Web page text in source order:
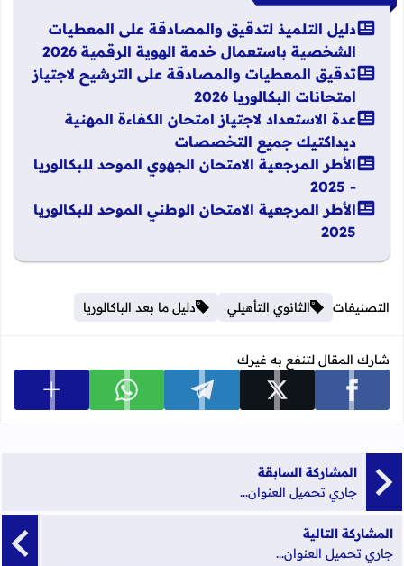
دليل التلميذ لتدقيق والمصادقة على المعطيات
الشخصية باستعمال خدمة الهوية الرقمية 2026
تدقيق المعطيات والمصادقة على الترشيح لاجتياز
امتحانات البكالوريا 2026
عدة الاستعداد لاجتياز امتحان الكفاءة المهنية
ديداكتيك جميع التخصصات
الأطر المرجعية الامتحان الجهوي الموحد للبكالوريا
- 2025
الأطر المرجعية الامتحان الوطني الموحد للبكالوريا
2025
التصنيفات الثانوي التأهيلي دليل ما بعد الباكالوريا
شارك المقال لتنفع به غيرك
شارك على facebook شارك على x شارك على telegram شارك على whatsapp عرض
المشاركة السابقة
جاري تحميل العنوان...
المشاركة التالية
جاري تحميل العنوان...